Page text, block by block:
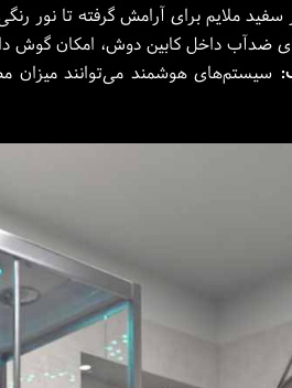
سفید ملایم برای آرامش گرفته تا نور
ضدآب داخل کابین دوش، امکان گوش
سیستم‌های هوشمند می‌توانند میزان